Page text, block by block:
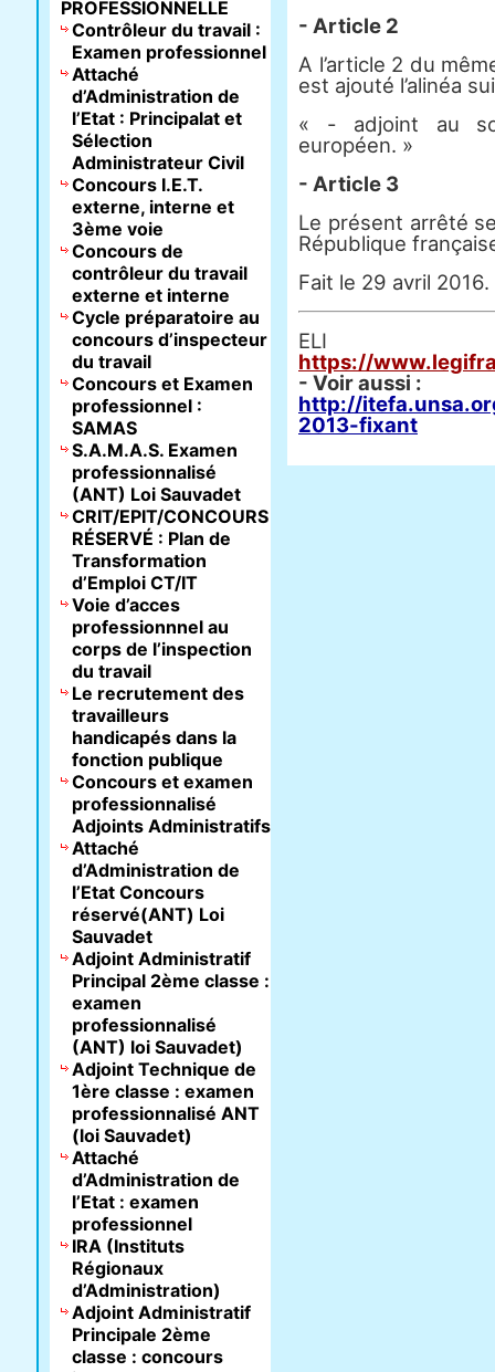
- Article 2
A l’article 2 du
est ajouté l’alinéa
« - adjoint au
européen. »
- Article 3
Le présent arrêté
République
Fait le 29 avril 2016.
https://
- Voir aussi :
http://
2013-fixant
PROFESSIONNELLE
Contrôleur du travail :
Examen professionnel
Attaché
d’Administration de
l’Etat : Principalat et
Sélection
Administrateur Civil
Concours I.E.T.
externe, interne et
3ème voie
Concours de
contrôleur du travail
externe et interne
Cycle préparatoire au
concours d’inspecteur
du travail
Concours et Examen
professionnel :
SAMAS
S.A.M.A.S. Examen
professionnalisé
(ANT) Loi Sauvadet
CRIT/EPIT/CONCOURS
RÉSERVÉ : Plan de
Transformation
d’Emploi CT/IT
Voie d’acces
professionnnel au
corps de l’inspection
du travail
Le recrutement des
travailleurs
handicapés dans la
fonction publique
Concours et examen
professionnalisé
Adjoints Administratifs
Attaché
d’Administration de
l’Etat Concours
réservé(ANT) Loi
Sauvadet
Adjoint Administratif
Principal 2ème classe :
examen
professionnalisé
(ANT) loi Sauvadet)
Adjoint Technique de
1ère classe : examen
professionnalisé ANT
(loi Sauvadet)
Attaché
d’Administration de
l’Etat : examen
professionnel
IRA (Instituts
Régionaux
d’Administration)
Adjoint Administratif
Principale 2ème
classe : concours